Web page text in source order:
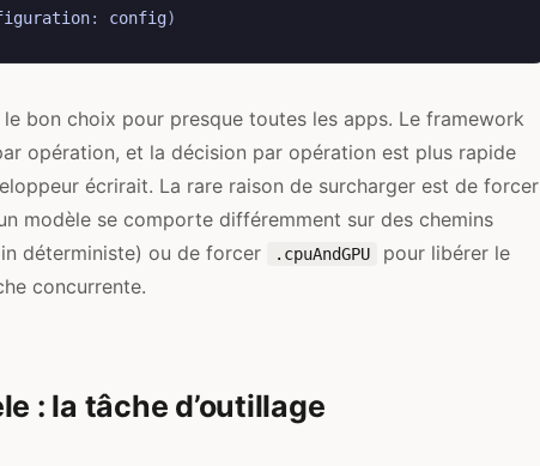
: config)
bon choix pour presque toutes les apps. Le framework
opération, et la décision par opération est plus rapide
écrirait. La rare raison de surcharger est de forcer
modèle se comporte différemment sur des chemins
déterministe) ou de forcer
.cpuAndGPU
pour libérer le
concurrente.
: la tâche d’outillage